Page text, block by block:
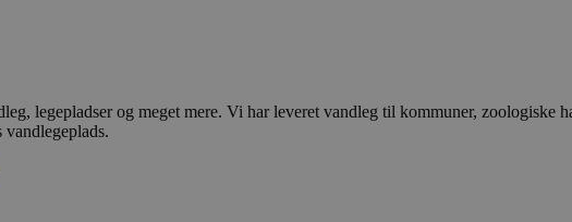
legepladser og meget mere. Vi har leveret vandleg til kommuner, zoologiske